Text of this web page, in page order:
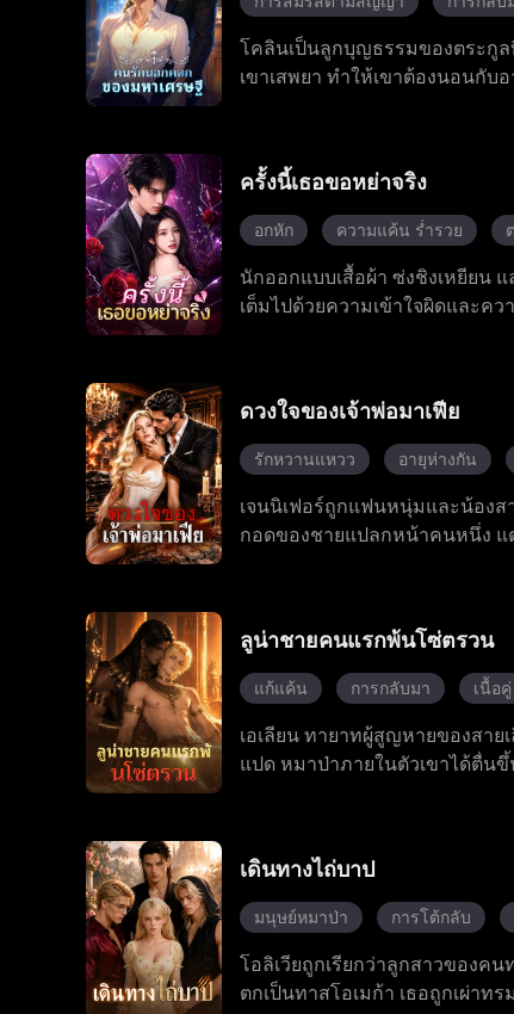
โคลินเป็นลูกบุญธรรมของตระกูล
เขาเสพยา ทำให้เขาต้องนอนกั
ครั้งนี้เธอขอหย่าจริง
อกหัก ความแค้น ร่ำรวย
นักออกแบบเสื้อผ้า ซ่งชิงเหยียน
เต็มไปด้วยความเข้าใจผิดและคว
ตนเองอย่างเต็มที่ ทั้งคู่ผ่านบทท
ถูกทำลายลงด้วยความเข้าใจแล
เรียงใหม่ และในที่สุดทั้งสองก็ไ
ดวงใจของเจ้าพ่อมาเฟีย
รักหวานแหวว อายุห่างกัน
เจนนิเฟอร์ถูกแฟนหนุ่มและน้องส
กอดของชายแปลกหน้าคนหนึ่ง แ
ลูน่าชายคนแรกพ้นโซ่ตรวน
แก้แค้น การกลับมา เนื้อคู่
เอเลียน ทายาทผู้สูญหายของสาย
แปด หมาป่าภายในตัวเขาได้ตื่น
คอยอยู่เคียงข้าง เขาได้ทำลาย
สู่การเป็นราชา เอเลียนได้เปลี่ย
เดินทางไถ่บาป
มนุษย์หมาป่า การโต้กลับ
โอลิเวียถูกเรียกว่าลูกสาวของค
ตกเป็นทาสโอเมก้า เธอถูกเผ่าท